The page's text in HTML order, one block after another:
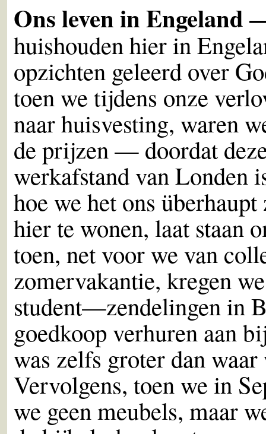
Ons leven in
huishouden hier in
opzichten geleerd over
toen we tijdens onze
naar huisvesting, waren
de prijzen — doordat
werkafstand van Londen
hoe we het ons
hier te wonen, laat staan
toen, net voor we van
zomervakantie, kregen
student—zendelingen in
goedkoop verhuren aan
was zelfs groter dan
Vervolgens, toen we in
we geen meubels, maar